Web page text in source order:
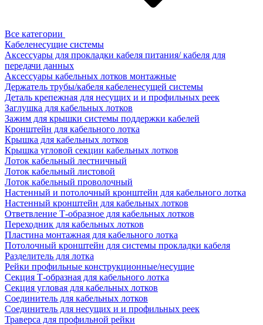
Все категории
Кабеленесущие системы
Аксессуары для прокладки кабеля питания/ кабеля для
передачи данных
Аксессуары кабельных лотков монтажные
Держатель трубы/кабеля кабеленесущей системы
Деталь крепежная для несущих и и профильных реек
Заглушка для кабельных лотков
Зажим для крышки системы поддержки кабелей
Кронштейн для кабельного лотка
Крышка для кабельных лотков
Крышка угловой секции кабельных лотков
Лоток кабельный лестничный
Лоток кабельный листовой
Лоток кабельный проволочный
Настенный и потолочный кронштейн для кабельного лотка
Настенный кронштейн для кабельных лотков
Ответвление Т-образное для кабельных лотков
Переходник для кабельных лотков
Пластина монтажная для кабельного лотка
Потолочный кронштейн для системы прокладки кабеля
Разделитель для лотка
Рейки профильные конструкционные/несущие
Секция Т-образная для кабельного лотка
Секция угловая для кабельных лотков
Соединитель для кабельных лотков
Соединитель для несущих и и профильных реек
Траверса для профильной рейки